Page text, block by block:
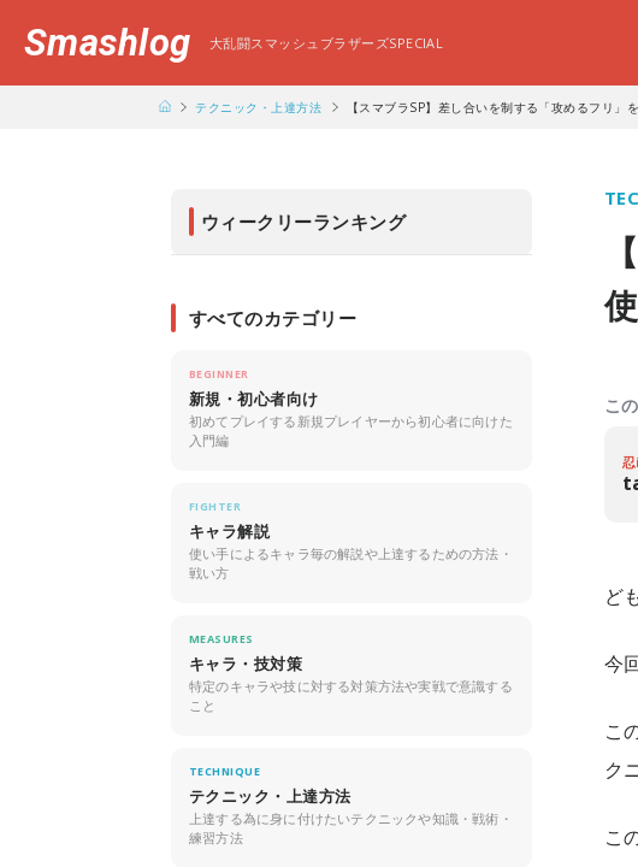
Smashlog 大乱闘スマッシュブラザーズSPECIAL
テクニック・上達方法 【スマブラSP】差し合いを制する「攻めるフリ」
こ
ど
今
こ
ク
こ
ウィークリーランキング
すべてのカテゴリー
BEGINNER
新規・初心者向け
初めてプレイする新規プレイヤーから初心者に向けた
入門編
FIGHTER
キャラ解説
使い手によるキャラ毎の解説や上達するための方法・
戦い方
MEASURES
キャラ・技対策
特定のキャラや技に対する対策方法や実戦で意識する
こと
TECHNIQUE
テクニック・上達方法
上達する為に身に付けたいテクニックや知識・戦術・
練習方法